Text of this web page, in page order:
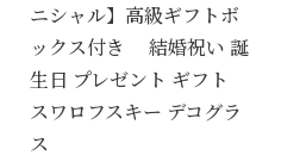
ニシャル】高級ギフトボ
ックス付き 結婚祝い 誕
生日 プレゼント ギフト
スワロフスキー デコグラ
ス